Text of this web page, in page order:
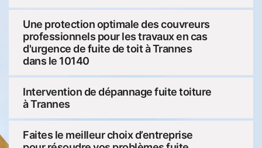
Une protection optimale des couvreurs
professionnels pour les travaux en cas
d'urgence de fuite de toit à Trannes
dans le 10140
Intervention de dépannage fuite toiture
à Trannes
Faites le meilleur choix d’entreprise